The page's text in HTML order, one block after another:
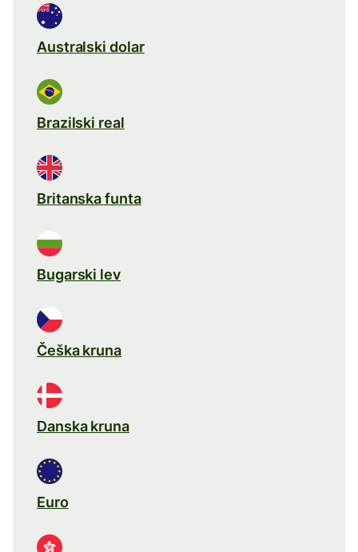
Australski dolar
Brazilski real
Britanska funta
Bugarski lev
Češka kruna
Danska kruna
Euro